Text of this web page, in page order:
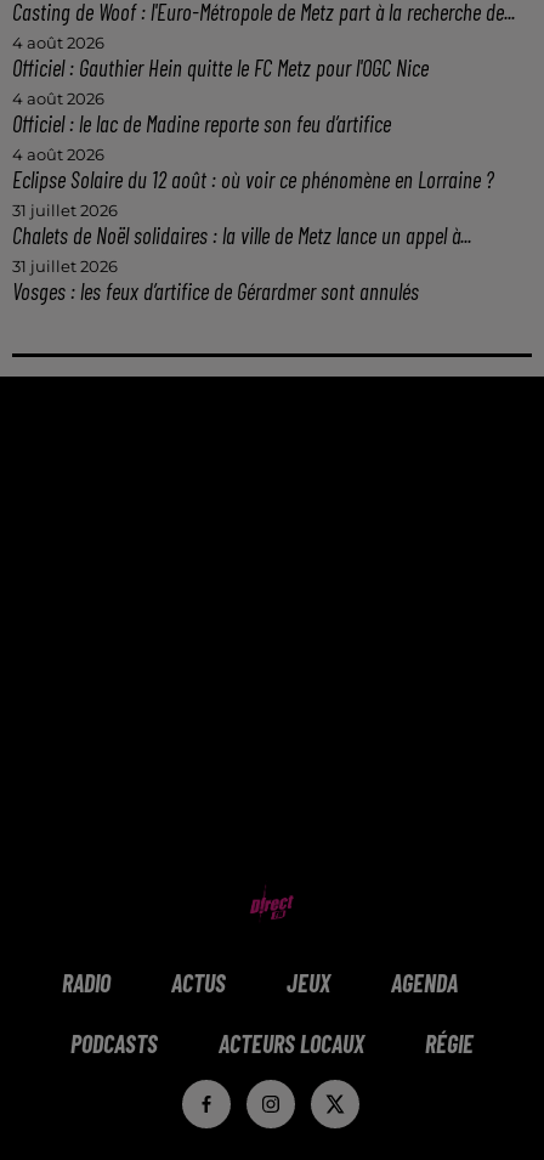
Casting de Woof : l'Euro-Métropole de Metz part à la recherche de...
4 août 2026
Officiel : Gauthier Hein quitte le FC Metz pour l'OGC Nice
4 août 2026
Officiel : le lac de Madine reporte son feu d’artifice
4 août 2026
Eclipse Solaire du 12 août : où voir ce phénomène en Lorraine ?
31 juillet 2026
Chalets de Noël solidaires : la ville de Metz lance un appel à...
31 juillet 2026
Vosges : les feux d’artifice de Gérardmer sont annulés
RADIO ACTUS JEUX AGENDA
PODCASTS ACTEURS LOCAUX RÉGIE